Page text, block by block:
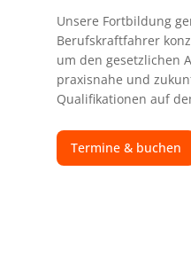
Unsere Fortbildung
Berufskraftfahrer
um den gesetzlichen
praxisnahe und
Qualifikationen auf
Termine & buchen